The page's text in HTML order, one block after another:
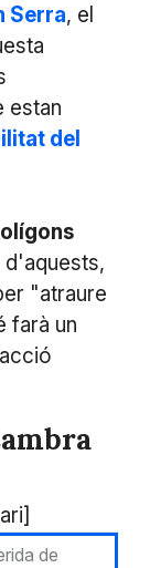
Serra, el
estan
del
d'aquests,
"atraure
farà un
de